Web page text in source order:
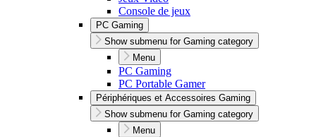
Console de jeux
PC Gaming
Show submenu for Gaming category
Menu
PC Gaming
PC Portable Gamer
Périphériques et Accessoires Gaming
Show submenu for Gaming category
Menu